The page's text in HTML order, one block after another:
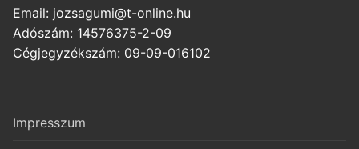
Email: jozsagumi@t-online.hu
Adószám: 14576375-2-09
Cégjegyzékszám: 09-09-016102
Impresszum